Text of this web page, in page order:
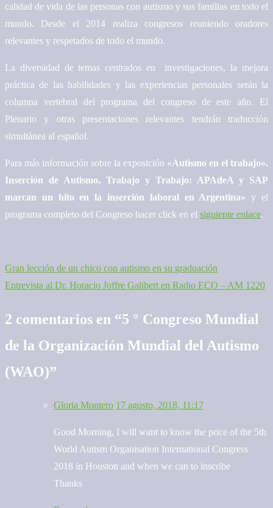
calidad de vida de las personas con autismo y sus familias en todo el
mundo. Desde el 2014 realiza congresos reuniendo oradores
relevantes y respetados de todo el mundo.
La diversidad de temas centrados en investigaciones, la mejora
práctica de las habilidades y las experiencias personales serán la
columna vertebral del programa del congreso de este año. El
Plenario y otras presentaciones relevantes tendrán traducción
simultánea al español.
Para más información sobre la exposición «Autismo en el trabajo».
Inserción de Autismo, Trabajo y Trabajo: APAdeA y SAP
marcan un hito en la inserción laboral en Argentina» y el
programa completo del Congreso hacer click en el siguiente enlace.
Navegación
entradas
Gran lección de un chico con autismo en su graduación
Entrevista al Dr. Horacio Joffre Galibert en Radio ECO – AM 1220
2 comentarios en “5 ° Congreso Mundial
de la Organización Mundial del Autismo
(WAO)”
Gloria Montero 17 agosto, 2018, 11:17
Good Morning, I will want to know the price of the 5th
World Autism Organisation International Congress
2018 in Houston and when we can to inscribe
Thanks